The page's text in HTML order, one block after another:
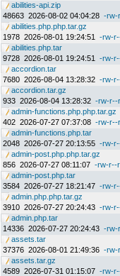
abilities-api.zip
48663 2026-08-02 04:04:28 -rw-
abilities.php.php.tar.gz
1978 2026-08-01 19:24:51 -rw-
abilities.php.tar
9728 2026-08-01 19:24:51 -rw-
accordion.tar
7680 2026-08-04 13:28:32 -rw-
accordion.tar.gz
933 2026-08-04 13:28:32 -rw-r--
admin-functions.php.php.tar.gz
402 2026-07-27 07:37:08 -rw-r--
admin-functions.php.tar
2048 2026-07-27 20:13:55 -rw-
admin-post.php.php.tar.gz
856 2026-07-27 08:11:07 -rw-r--
admin-post.php.tar
3584 2026-07-27 18:21:47 -rw-
admin.php.php.tar.gz
3910 2026-07-27 20:24:43 -rw-
admin.php.tar
14336 2026-07-27 20:24:43 -rw-
assets.tar
37376 2026-08-01 21:49:36 -rw-
assets.tar.gz
4589 2026-07-31 01:15:07 -rw-